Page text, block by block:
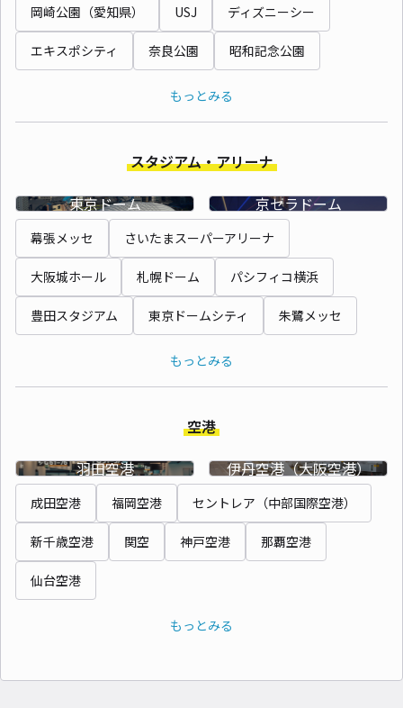
岡崎公園（愛知県） USJ ディズニーシー
エキスポシティ 奈良公園 昭和記念公園
もっとみる
スタジアム・アリーナ
東京ドーム
京セラドーム
幕張メッセ さいたまスーパーアリーナ
大阪城ホール 札幌ドーム パシフィコ横浜
豊田スタジアム 東京ドームシティ 朱鷺メッセ
もっとみる
空港
羽田空港
伊丹空港（大阪空港）
成田空港 福岡空港 セントレア（中部国際空港）
新千歳空港 関空 神戸空港 那覇空港
仙台空港
もっとみる